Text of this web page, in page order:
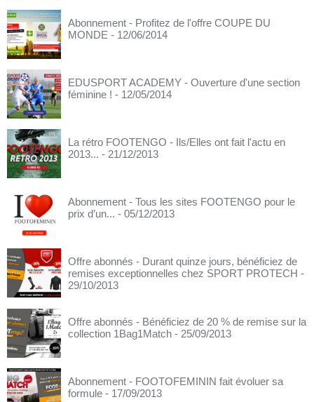
Abonnement - Profitez de l'offre COUPE DU
MONDE - 12/06/2014
EDUSPORT ACADEMY - Ouverture d'une section
féminine ! - 12/05/2014
La rétro FOOTENGO - Ils/Elles ont fait l'actu en
2013... - 21/12/2013
Abonnement - Tous les sites FOOTENGO pour le
prix d’un... - 05/12/2013
Offre abonnés - Durant quinze jours, bénéficiez de
remises exceptionnelles chez SPORT PROTECH -
29/10/2013
Offre abonnés - Bénéficiez de 20 % de remise sur la
collection 1Bag1Match - 25/09/2013
Abonnement - FOOTOFEMININ fait évoluer sa
formule - 17/09/2013